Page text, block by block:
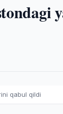
qabul qildi